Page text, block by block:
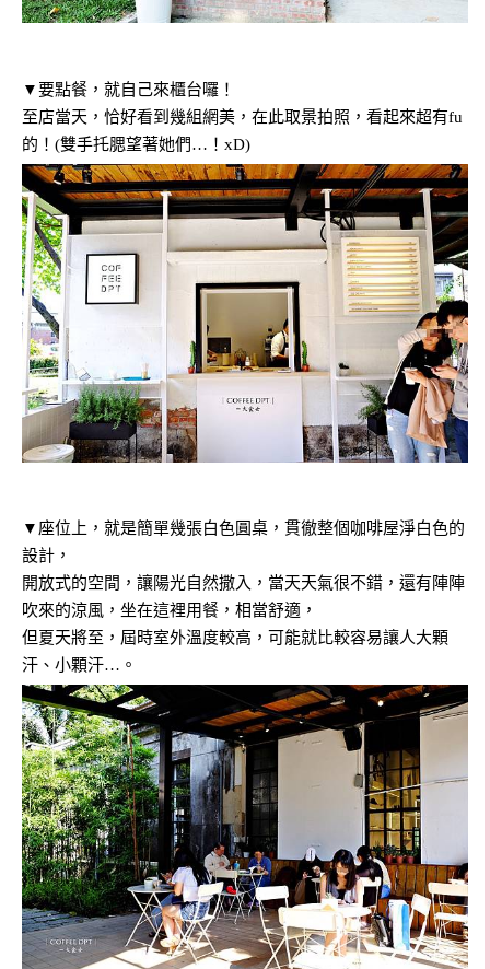
▼要點餐，就自己來櫃台囉！
至店當天，恰好看到幾組網美，在此取景拍照，看起來超有fu
的！(雙手托腮望著她們…！xD)
▼座位上，就是簡單幾張白色圓桌，貫徹整個咖啡屋淨白色的
設計，
開放式的空間，讓陽光自然撒入，當天天氣很不錯，還有陣陣
吹來的涼風，坐在這裡用餐，相當舒適，
但夏天將至，屆時室外溫度較高，可能就比較容易讓人大顆
汗、小顆汗…。